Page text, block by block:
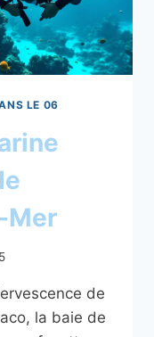
LE 06
Mer
de
la baie de